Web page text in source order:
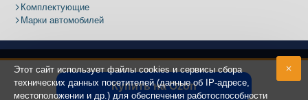
Купить на Ozon
Комплектующие
Марки автомобилей
Адрес:
Этот сайт использует файлы cookies и сервисы сбора
технических данных посетителей (данные об IP-адресе,
местоположении и др.) для обеспечения работоспособности